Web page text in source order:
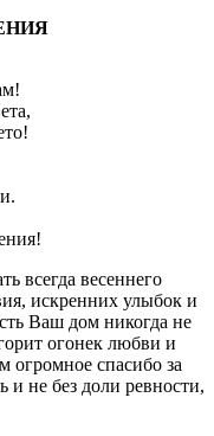
всегда весеннего
искренних улыбок и
Ваш дом никогда не
огонек любви и
огромное спасибо за
и не без доли ревности,